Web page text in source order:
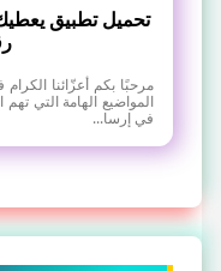
تحميل تطبيق
مرحبًا بكم أعزّائنا
المواضيع الهامة التي
في إرسا...